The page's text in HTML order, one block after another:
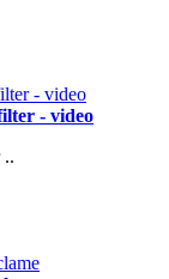
- video
..